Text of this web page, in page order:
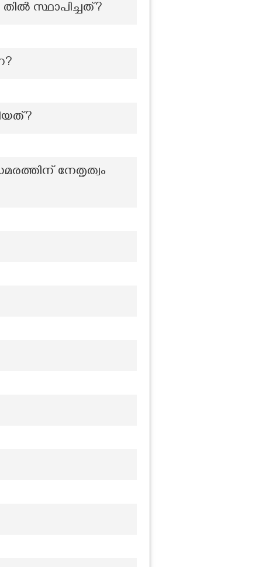
സ്ഥാപിച്ചത്?
നേതൃത്വം